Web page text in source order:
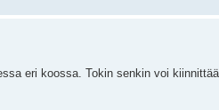
eri koossa. Tokin senkin voi